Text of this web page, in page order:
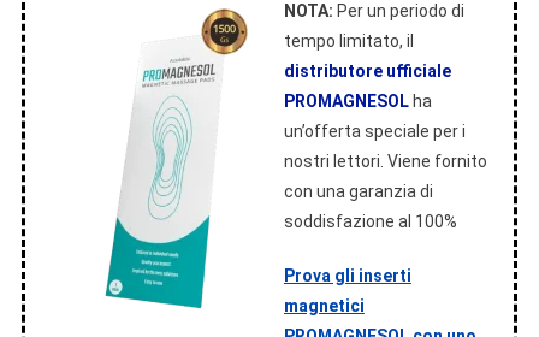
NOTA: Per un periodo di
tempo limitato, il
distributore ufficiale
PROMAGNESOLha
un’offerta speciale per i
nostri lettori. Viene fornito
con una garanzia di
soddisfazione al 100%
Prova gli inserti
magnetici